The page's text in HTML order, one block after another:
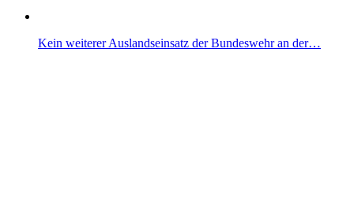
Kein weiterer Auslandseinsatz der Bundeswehr an der…